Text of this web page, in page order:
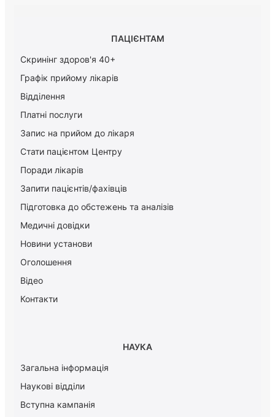
ПАЦІЄНТАМ
Скринінг здоров'я 40+
Графік прийому лікарів
Відділення
Платні послуги
Запис на прийом до лікаря
Стати пацієнтом Центру
Поради лікарів
Запити пацієнтів/фахівців
Підготовка до обстежень та аналізів
Медичні довідки
Новини установи
Оголошення
Відео
Контакти
НАУКА
Загальна інформація
Наукові відділи
Вступна кампанія